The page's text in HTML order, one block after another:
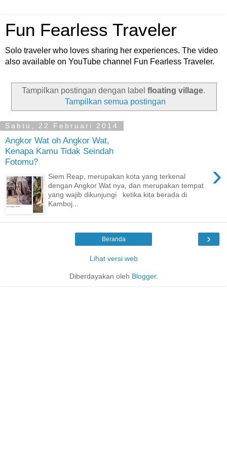
Fun Fearless Traveler
Solo traveler who loves sharing her experiences. The video
also available on YouTube channel Fun Fearless Traveler.
Tampilkan postingan dengan label floating village.
Tampilkan semua postingan
Sabtu, 22 Februari 2014
Angkor Wat oh Angkor Wat,
Kenapa Kamu Tidak Seindah
Fotomu?
›
Siem Reap, merupakan kota yang terkenal
dengan Angkor Wat nya, dan merupakan tempat
yang wajib dikunjungi ketika kita berada di
Kamboj...
›
Beranda
Lihat versi web
Diberdayakan oleh Blogger.